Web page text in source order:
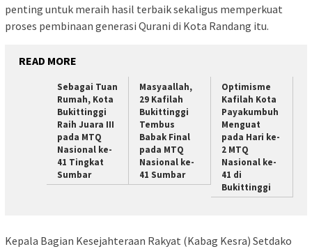
penting untuk meraih hasil terbaik sekaligus memperkuat
proses pembinaan generasi Qurani di Kota Randang itu.
READ MORE
Sebagai Tuan
Rumah, Kota
Bukittinggi
Raih Juara III
pada MTQ
Nasional ke-
41 Tingkat
Sumbar
Masyaallah,
29 Kafilah
Bukittinggi
Tembus
Babak Final
pada MTQ
Nasional ke-
41 Sumbar
Optimisme
Kafilah Kota
Payakumbuh
Menguat
pada Hari ke-
2 MTQ
Nasional ke-
41 di
Bukittinggi
Kepala Bagian Kesejahteraan Rakyat (Kabag Kesra) Setdako